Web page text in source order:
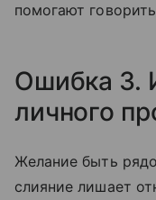
помогают
Ошибка 3.
личного
Желание быть
слияние лишает